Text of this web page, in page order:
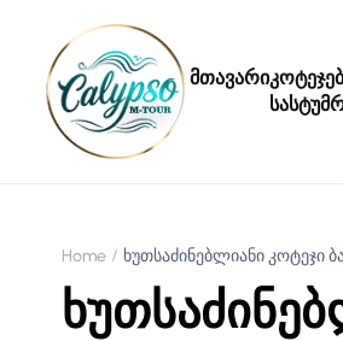
მთავარი
Home ხუთსაძინებლიანი კოტეჯი